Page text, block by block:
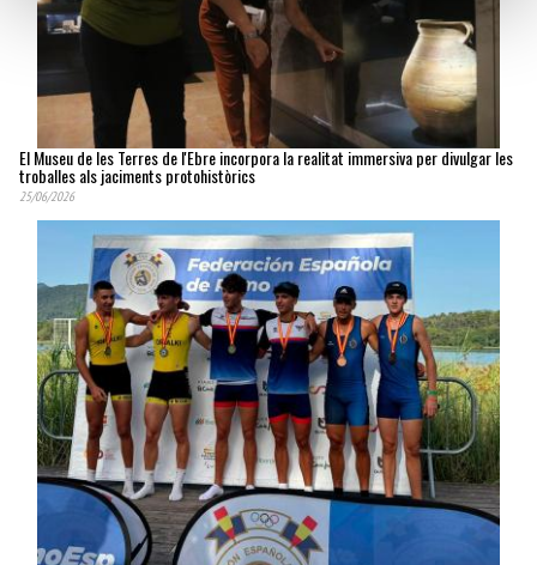
El Museu de les Terres de l'Ebre incorpora la realitat immersiva per divulgar les
troballes als jaciments protohistòrics
25/06/2026